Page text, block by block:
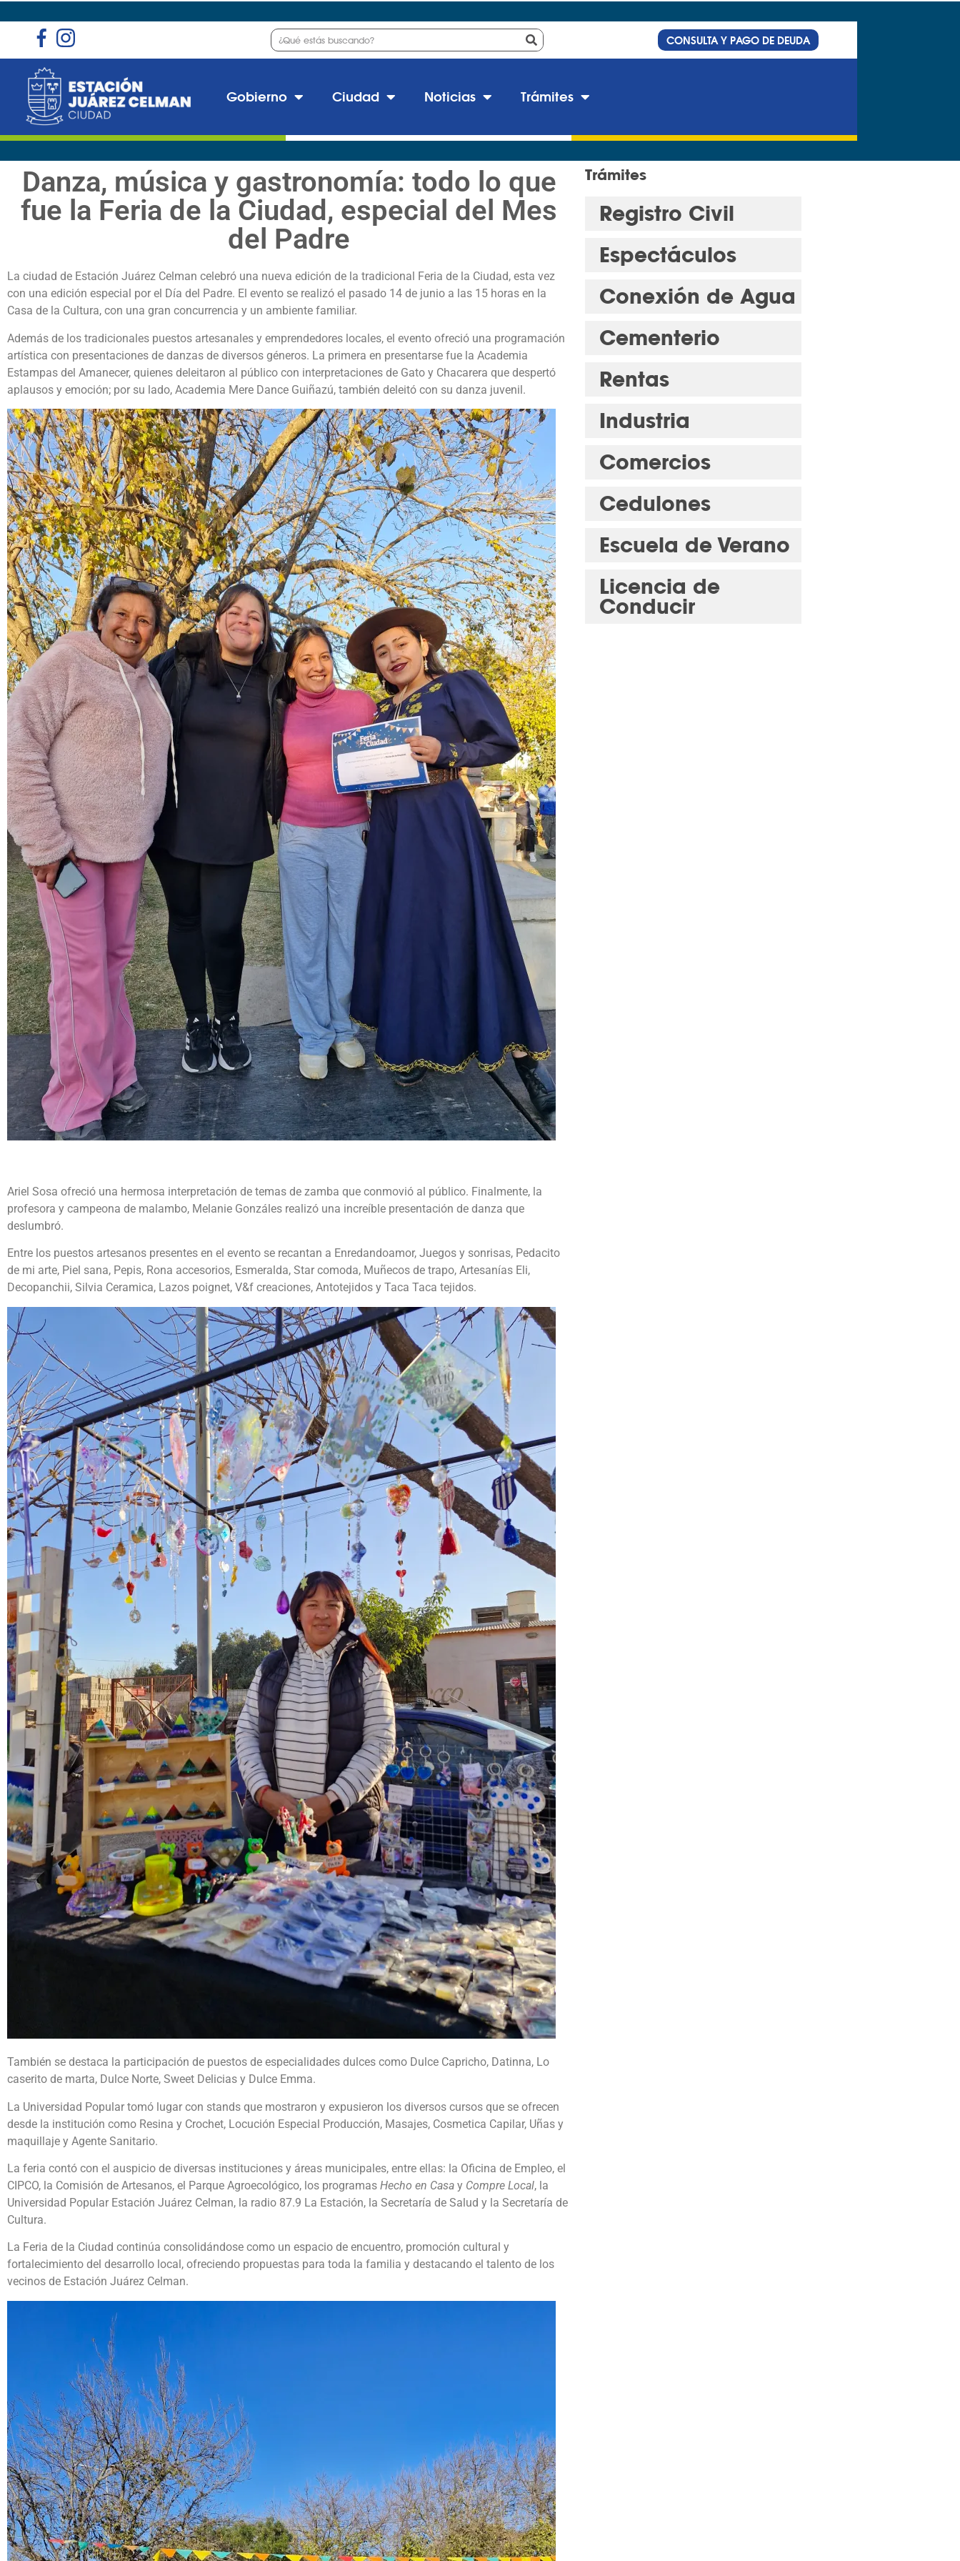
CONSULTA Y PAGO DE DEUDA
Gobierno Ciudad Noticias Trámites
Danza, música y gastronomía: todo lo que
fue la Feria de la Ciudad, especial del Mes
del Padre
La ciudad de Estación Juárez Celman celebró una nueva edición de la tradicional Feria de la Ciudad, esta vez
con una edición especial por el Día del Padre. El evento se realizó el pasado 14 de junio a las 15 horas en la
Casa de la Cultura, con una gran concurrencia y un ambiente familiar.
Además de los tradicionales puestos artesanales y emprendedores locales, el evento ofreció una programación
artística con presentaciones de danzas de diversos géneros. La primera en presentarse fue la Academia
Estampas del Amanecer, quienes deleitaron al público con interpretaciones de Gato y Chacarera que despertó
aplausos y emoción; por su lado, Academia Mere Dance Guiñazú, también deleitó con su danza juvenil.
Ariel Sosa ofreció una hermosa interpretación de temas de zamba que conmovió al público. Finalmente, la
profesora y campeona de malambo, Melanie Gonzáles realizó una increíble presentación de danza que
deslumbró.
Entre los puestos artesanos presentes en el evento se recantan a Enredandoamor, Juegos y sonrisas, Pedacito
de mi arte, Piel sana, Pepis, Rona accesorios, Esmeralda, Star comoda, Muñecos de trapo, Artesanías Eli,
Decopanchii, Silvia Ceramica, Lazos poignet, V&f creaciones, Antotejidos y Taca Taca tejidos.
También se destaca la participación de puestos de especialidades dulces como Dulce Capricho, Datinna, Lo
caserito de marta, Dulce Norte, Sweet Delicias y Dulce Emma.
La Universidad Popular tomó lugar con stands que mostraron y expusieron los diversos cursos que se ofrecen
desde la institución como Resina y Crochet, Locución Especial Producción, Masajes, Cosmetica Capilar, Uñas y
maquillaje y Agente Sanitario.
La feria contó con el auspicio de diversas instituciones y áreas municipales, entre ellas: la Oficina de Empleo, el
CIPCO, la Comisión de Artesanos, el Parque Agroecológico, los programas Hecho en Casa y Compre Local, la
Universidad Popular Estación Juárez Celman, la radio 87.9 La Estación, la Secretaría de Salud y la Secretaría de
Cultura.
La Feria de la Ciudad continúa consolidándose como un espacio de encuentro, promoción cultural y
fortalecimiento del desarrollo local, ofreciendo propuestas para toda la familia y destacando el talento de los
vecinos de Estación Juárez Celman.
Trámites
Registro Civil
Espectáculos
Conexión de Agua
Cementerio
Rentas
Industria
Comercios
Cedulones
Escuela de Verano
Licencia de
Conducir